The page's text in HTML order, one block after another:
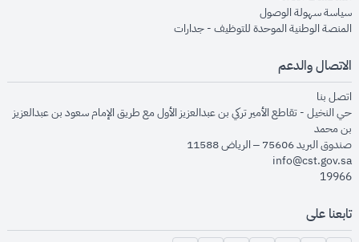
سياسة سهولة الوصولopens in new window
المنصة الوطنية الموحدة للتوظيف - جداراتopens in new window
الاتصال والدعم
اتصل بنا
حي النخيل - تقاطع الأمير تركي بن عبدالعزيز الأول مع طريق الإمام سعود بن عبدالعزيز
بن محمد
صندوق البريد 75606 – الرياض 11588
info@cst.gov.sa
19966
تابعنا على